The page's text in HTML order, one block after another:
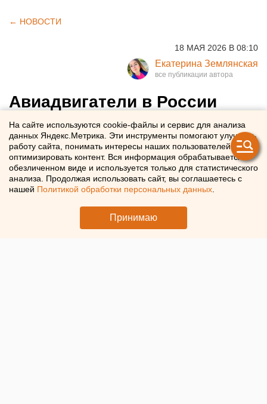
← НОВОСТИ
18 МАЯ 2026 В 08:10
Екатерина Землянская
Авиадвигатели в России
начнут печатать на 3D-
принтере
В России начнут печатать авиадвигатели на 3D-
принтере
На сайте используются cookie-файлы и сервис для анализа
данных Яндекс.Метрика. Эти инструменты помогают улучшать
работу сайта, понимать интересы наших пользователей и
оптимизировать контент. Вся информация обрабатывается в
обезличенном виде и используется только для статистического
анализа. Продолжая использовать сайт, вы соглашаетесь с
нашей Политикой обработки персональных данных
Принимаю